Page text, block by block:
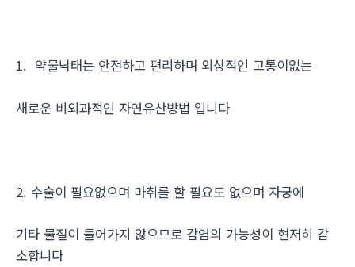
1. 약물낙태는 안전하고 편리하며 외상적인 고통이없는
새로운 비외과적인 자연유산방법 입니다
2. 수술이 필요없으며 마취를 할 필요도 없으며 자궁에
기타 물질이 들어가지 않으므로 감염의 가능성이 현저히 감
소합니다